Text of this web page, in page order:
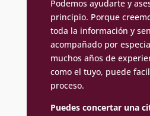
Podemos ayudarte y
principio. Porque
toda la información y
acompañado por
muchos años de
como el tuyo, puede
proceso.
Puedes concertar una